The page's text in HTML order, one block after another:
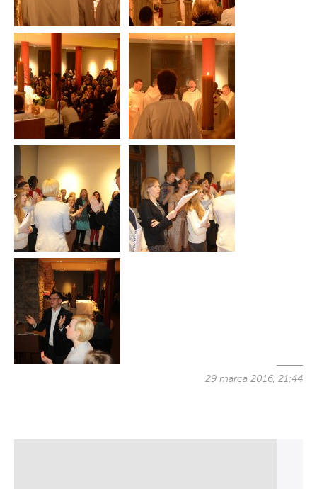
29 marca 2016, 21:44